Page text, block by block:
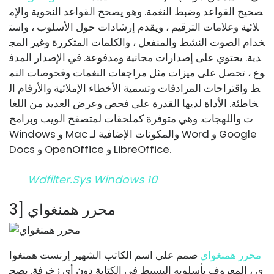
صحيح القواعد وضبط النغمة. وهو يصحح القواعد النحوية والإم
لائية وعلامات الترقيم ، ويقدم إرشادات حول الأسلوب ، واست
خدام الصوت النشط والمنفعل ، والكلمات المتكررة وغير المج
دية. يحتوي على إصدارات مجانية ومدفوعة. في الإصدار المدف
وع ، تحصل على ميزات مثل مراجعات النغمات وفحوصات النم
ط واقتراحات المرادفات وتسمية الأخطاء الإملائية والأرقام ال
خاطئة. الأداة لديها القدرة على فحص وعرض العديد من اللغا
ت واللهجات. وهي متوفرة كملحقات لمتصفح الويب وبرامج
Windows و Mac والمكونات الإضافية لـ Word و Google
Docs و OpenOffice و LibreOffice.
Wdfilter.sys Windows 10
3] محرر همنغواي
محرر همنغواي صمم على اسم الكاتب الشهير إرنست همنغوا
ي ، المعروف بأسلوبه البسيط في الكتابة دون أي زخرفة. يصح